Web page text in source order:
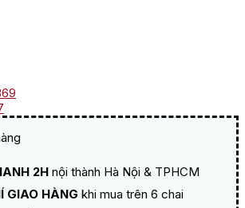
2H nội thành Hà Nội & TPHCM
GIAO HÀNG khi mua trên 6 chai